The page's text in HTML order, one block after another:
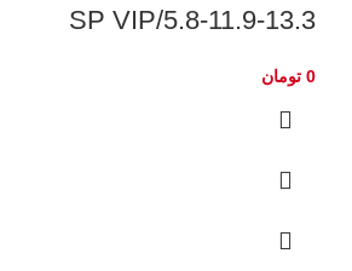
5.8-11.9-13.3/SP VIP
0 تومان